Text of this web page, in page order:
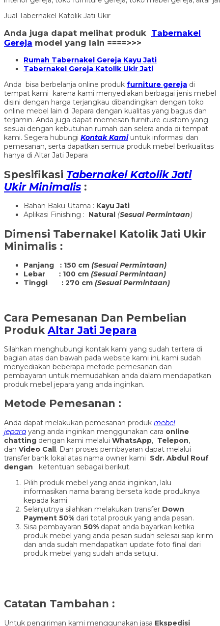
Jual Tabernakel Katolik Jati Ukir
Anda juga dapat melihat produk Tabernakel
Gereja model yang lain ====>>>
Rumah Tabernakel Gereja Kayu Jati
Tabernakel Gereja Katolik Ukir Jati
Anda bisa berbelanja online produk furniture gereja di
tempat kami karena kami menyediakan berbagai jenis mebel
disini dengan harga terjangkau dibandingkan dengan toko
online mebel lain di Jepara dengan kualitas yang bagus dan
terjamin. Anda juga dapat memesan furniture custom yang
sesuai dengan kebutuhan rumah dan selera anda di tempat
kami. Segera hubungi Kontak Kamiuntuk informasi dan
pemesanan, serta dapatkan semua produk mebel berkualitas
hanya di Altar Jati Jepara
Spesifikasi Tabernakel Katolik Jati
Ukir Minimalis :
Bahan Baku Utama : Kayu Jati
Aplikasi Finishing : Natural (Sesuai Permintaan)
Dimensi Tabernakel Katolik Jati Ukir
Minimalis :
Panjang : 150 cm (Sesuai Permintaan)
Lebar : 100 cm (Sesuai Permintaan)
Tinggi : 270 cm (Sesuai Permintaan)
Cara Pemesanan Dan Pembelian
Produk Altar Jati Jepara
Silahkan menghubungi kontak kami yang sudah tertera di
bagian atas dan bawah pada website kami ini, kami sudah
menyediakan beberapa metode pemesanan dan
pembayaran untuk memudahkan anda dalam mendapatkan
produk mebel jepara yang anda inginkan.
Metode Pemesanan :
Anda dapat melakukan pemesanan produk mebel
jepara yang anda inginkan menggunakan cara online
chatting dengan kami melalui WhatsApp, Telepon,
dan Video Call. Dan proses pembayaran dapat melalui
transfer bank lokal atas nama owner kami Sdr. Abdul Rouf
dengan ketentuan sebagai berikut.
Pilih produk mebel yang anda inginkan, lalu
informasikan nama barang berseta kode produknya
kepada kami.
Selanjutnya silahkan melakukan transfer Down
Payment 50% dari total produk yang anda pesan.
Sisa pembayaran 50% dapat anda bayarkan ketika
produk mebel yang anda pesan sudah selesai siap kirim
dan anda sudah mendapatkan update foto final dari
produk mebel yang sudah anda setujui.
Catatan Tambahan :
Untuk pengiriman kami menggunakan jasa Ekspedisi